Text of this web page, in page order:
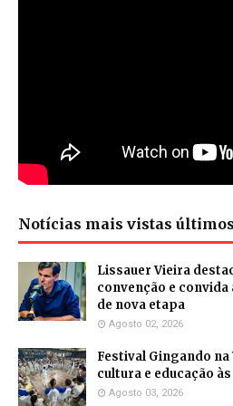
Notícias mais vistas
Lissauer Vieira
convenção e
de nova etapa
Agosto 02, 2026
Festival Gingando
cultura e educação
Agosto 03, 2026